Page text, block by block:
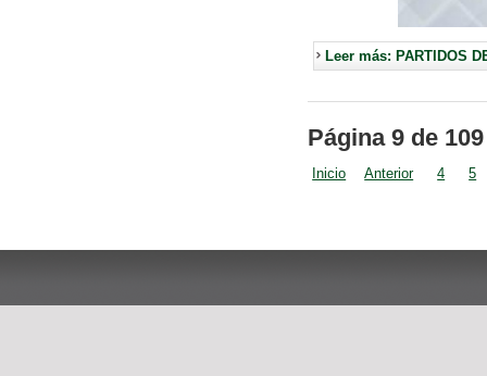
Leer más: PARTIDOS
Página 9 de 109
Inicio Anterior 4 5